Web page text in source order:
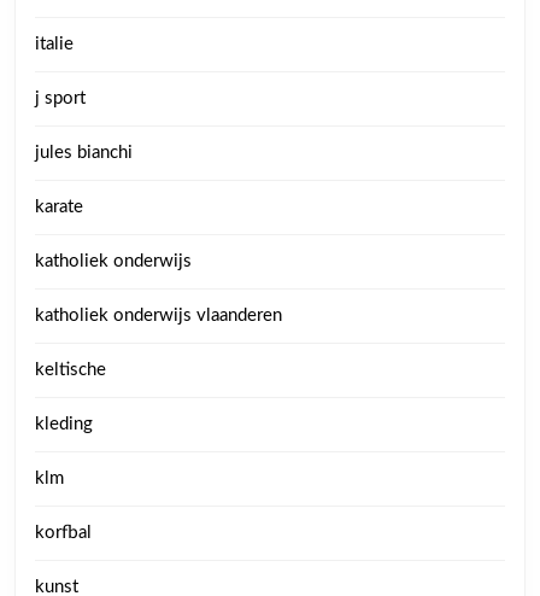
italie
j sport
jules bianchi
karate
katholiek onderwijs
katholiek onderwijs vlaanderen
keltische
kleding
klm
korfbal
kunst